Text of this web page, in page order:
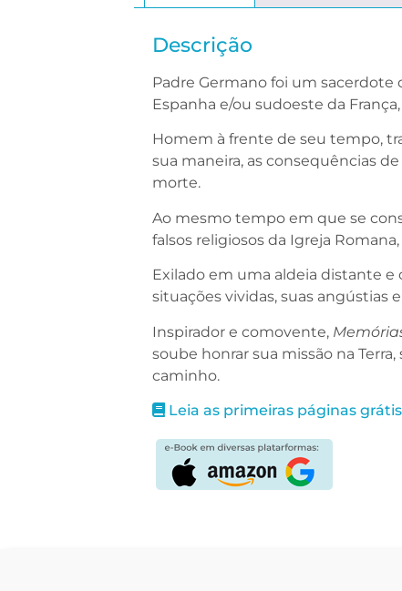
Descrição
Padre Germano foi um sacerdote
Espanha e/ou sudoeste da
Homem à frente de seu tempo,
sua maneira, as consequências
morte.
Ao mesmo tempo em que se
falsos religiosos da Igreja
Exilado em uma aldeia distante e
situações vividas, suas angústias
Inspirador e comovente,
soube honrar sua missão na
caminho.
Leia as primeiras páginas